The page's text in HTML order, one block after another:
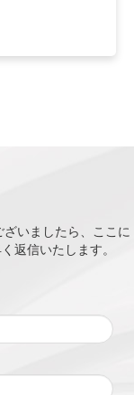
いましたら、ここに
返信いたします。